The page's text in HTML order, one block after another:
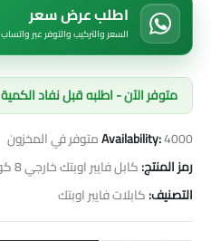
اطلب عرض سعر
السعر والتركيب والتوفر عبر واتساب
متوفر الآن - اطلبه قبل نفاد الكمية
Availability:4000 متوفر في المخزون
رمز المنتج:كابل فايبر اوبتك خارجي 8 كور
التصنيف:كابلات فايبر اوبتك